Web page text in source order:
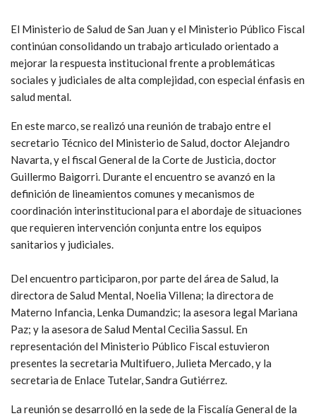
El Ministerio de Salud de San Juan y el Ministerio Público Fiscal
continúan consolidando un trabajo articulado orientado a
mejorar la respuesta institucional frente a problemáticas
sociales y judiciales de alta complejidad, con especial énfasis en
salud mental.
En este marco, se realizó una reunión de trabajo entre el
secretario Técnico del Ministerio de Salud, doctor Alejandro
Navarta, y el fiscal General de la Corte de Justicia, doctor
Guillermo Baigorri. Durante el encuentro se avanzó en la
definición de lineamientos comunes y mecanismos de
coordinación interinstitucional para el abordaje de situaciones
que requieren intervención conjunta entre los equipos
sanitarios y judiciales.
Del encuentro participaron, por parte del área de Salud, la
directora de Salud Mental, Noelia Villena; la directora de
Materno Infancia, Lenka Dumandzic; la asesora legal Mariana
Paz; y la asesora de Salud Mental Cecilia Sassul. En
representación del Ministerio Público Fiscal estuvieron
presentes la secretaria Multifuero, Julieta Mercado, y la
secretaria de Enlace Tutelar, Sandra Gutiérrez.
La reunión se desarrolló en la sede de la Fiscalía General de la